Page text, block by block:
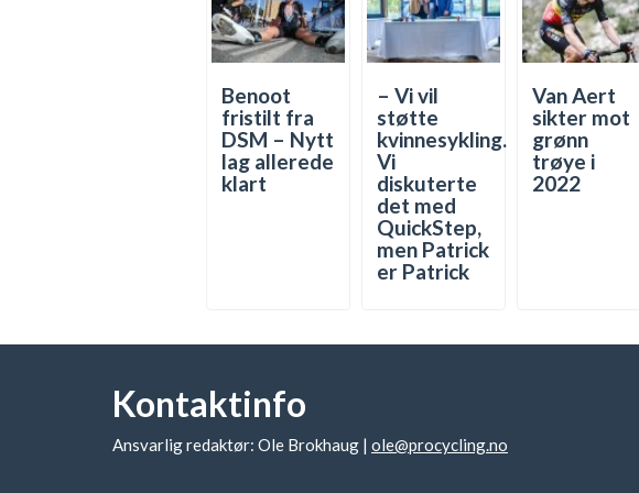
Benoot
fristilt fra
DSM – Nytt
lag allerede
klart
– Vi vil
støtte
kvinnesykling.
Vi
diskuterte
det med
QuickStep,
men Patrick
er Patrick
Van Aert
sikter mot
grønn
trøye i
2022
Kontaktinfo
Ansvarlig redaktør: Ole Brokhaug | ole@procycling.no